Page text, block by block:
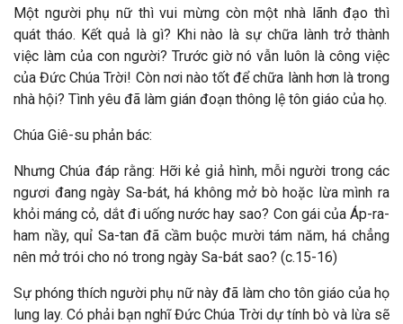
Một người phụ nữ thì vui mừng còn một nhà lãnh đạo thì
quát tháo. Kết quả là gì? Khi nào là sự chữa lành trở thành
việc làm của con người? Trước giờ nó vẫn luôn là công việc
của Đức Chúa Trời! Còn nơi nào tốt để chữa lành hơn là trong
nhà hội? Tình yêu đã làm gián đoạn thông lệ tôn giáo của họ.
Chúa Giê-su phản bác:
Nhưng Chúa đáp rằng: Hỡi kẻ giả hình, mỗi người trong các
ngươi đang ngày Sa-bát, há không mở bò hoặc lừa mình ra
khỏi máng cỏ, dắt đi uống nước hay sao? Con gái của Áp-ra-
ham nầy, quỉ Sa-tan đã cầm buộc mười tám năm, há chẳng
nên mở trói cho nó trong ngày Sa-bát sao? (c.15-16)
Sự phóng thích người phụ nữ này đã làm cho tôn giáo của họ
lung lay. Có phải bạn nghĩ Đức Chúa Trời dự tính bò và lừa sẽ